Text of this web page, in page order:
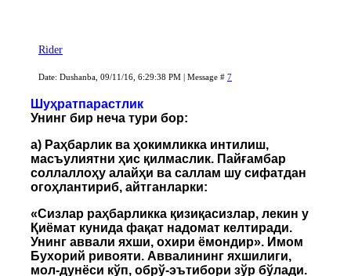
Rider
Date: Dushanba, 09/11/16, 6:29:38 PM | Message # 7
Шуҳратпарастлик
Унинг бир неча тури бор:
а) Раҳбарлик ва ҳокимликка интилиш,
масъулиятни ҳис қилмаслик. Пайғамбар
соллаллоҳу алайҳи ва саллам шу сифатдан
огоҳлантириб, айтганларки:
«Сизлар раҳбарликка қизиқасизлар, лекин у
Қиёмат кунида фақат надомат келтиради.
Унинг аввали яхши, охири ёмондир». Имом
Бухорий ривояти. Аввалининг яхшилиги,
мол-дунёси кўп, обрў-эътибори зўр бўлади.